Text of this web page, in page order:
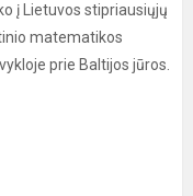
į Lietuvos stipriausiųjų
matematikos
prie Baltijos jūros.